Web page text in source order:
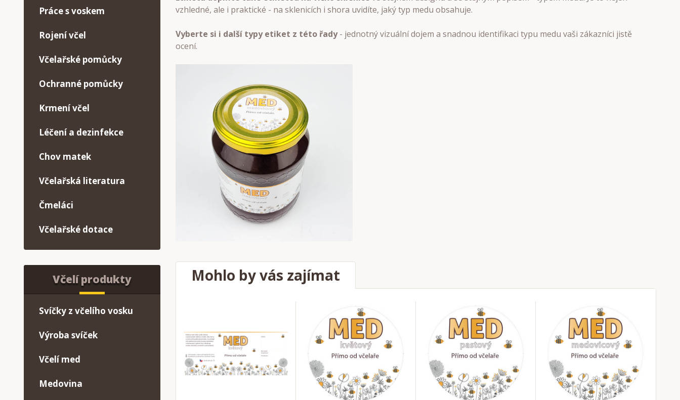
vzhledné, ale i praktické - na sklenicích i shora uvidíte, jaký typ medu obsahuje.
Vyberte si i další typy etiket z této řady- jednotný vizuální dojem a snadnou identifikaci typu medu vaši zákazníci jistě
ocení.
Mohlo by vás zajímat
Práce s voskem
Rojení včel
Včelařské pomůcky
Ochranné pomůcky
Krmení včel
Léčení a dezinfekce
Chov matek
Včelařská literatura
Čmeláci
Včelařské dotace
Včelí produkty
Svíčky z včelího vosku
Výroba svíček
Včelí med
Medovina